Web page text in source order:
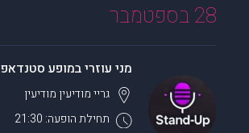
28 בספטמבר
מני עוזרי במופע סטנדאפ
תחילת הופעה: 21:30
גריי מודיעין מודיעין